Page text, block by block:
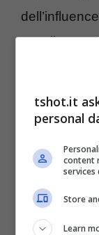
sottolineare
giocare a
il golf ti
molto nella
Golf,
tshot.it
personal
content
services
Store
Learn